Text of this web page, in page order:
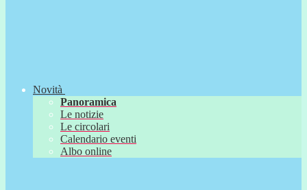
Novità
Panoramica
Le notizie
Le circolari
Calendario eventi
Albo online